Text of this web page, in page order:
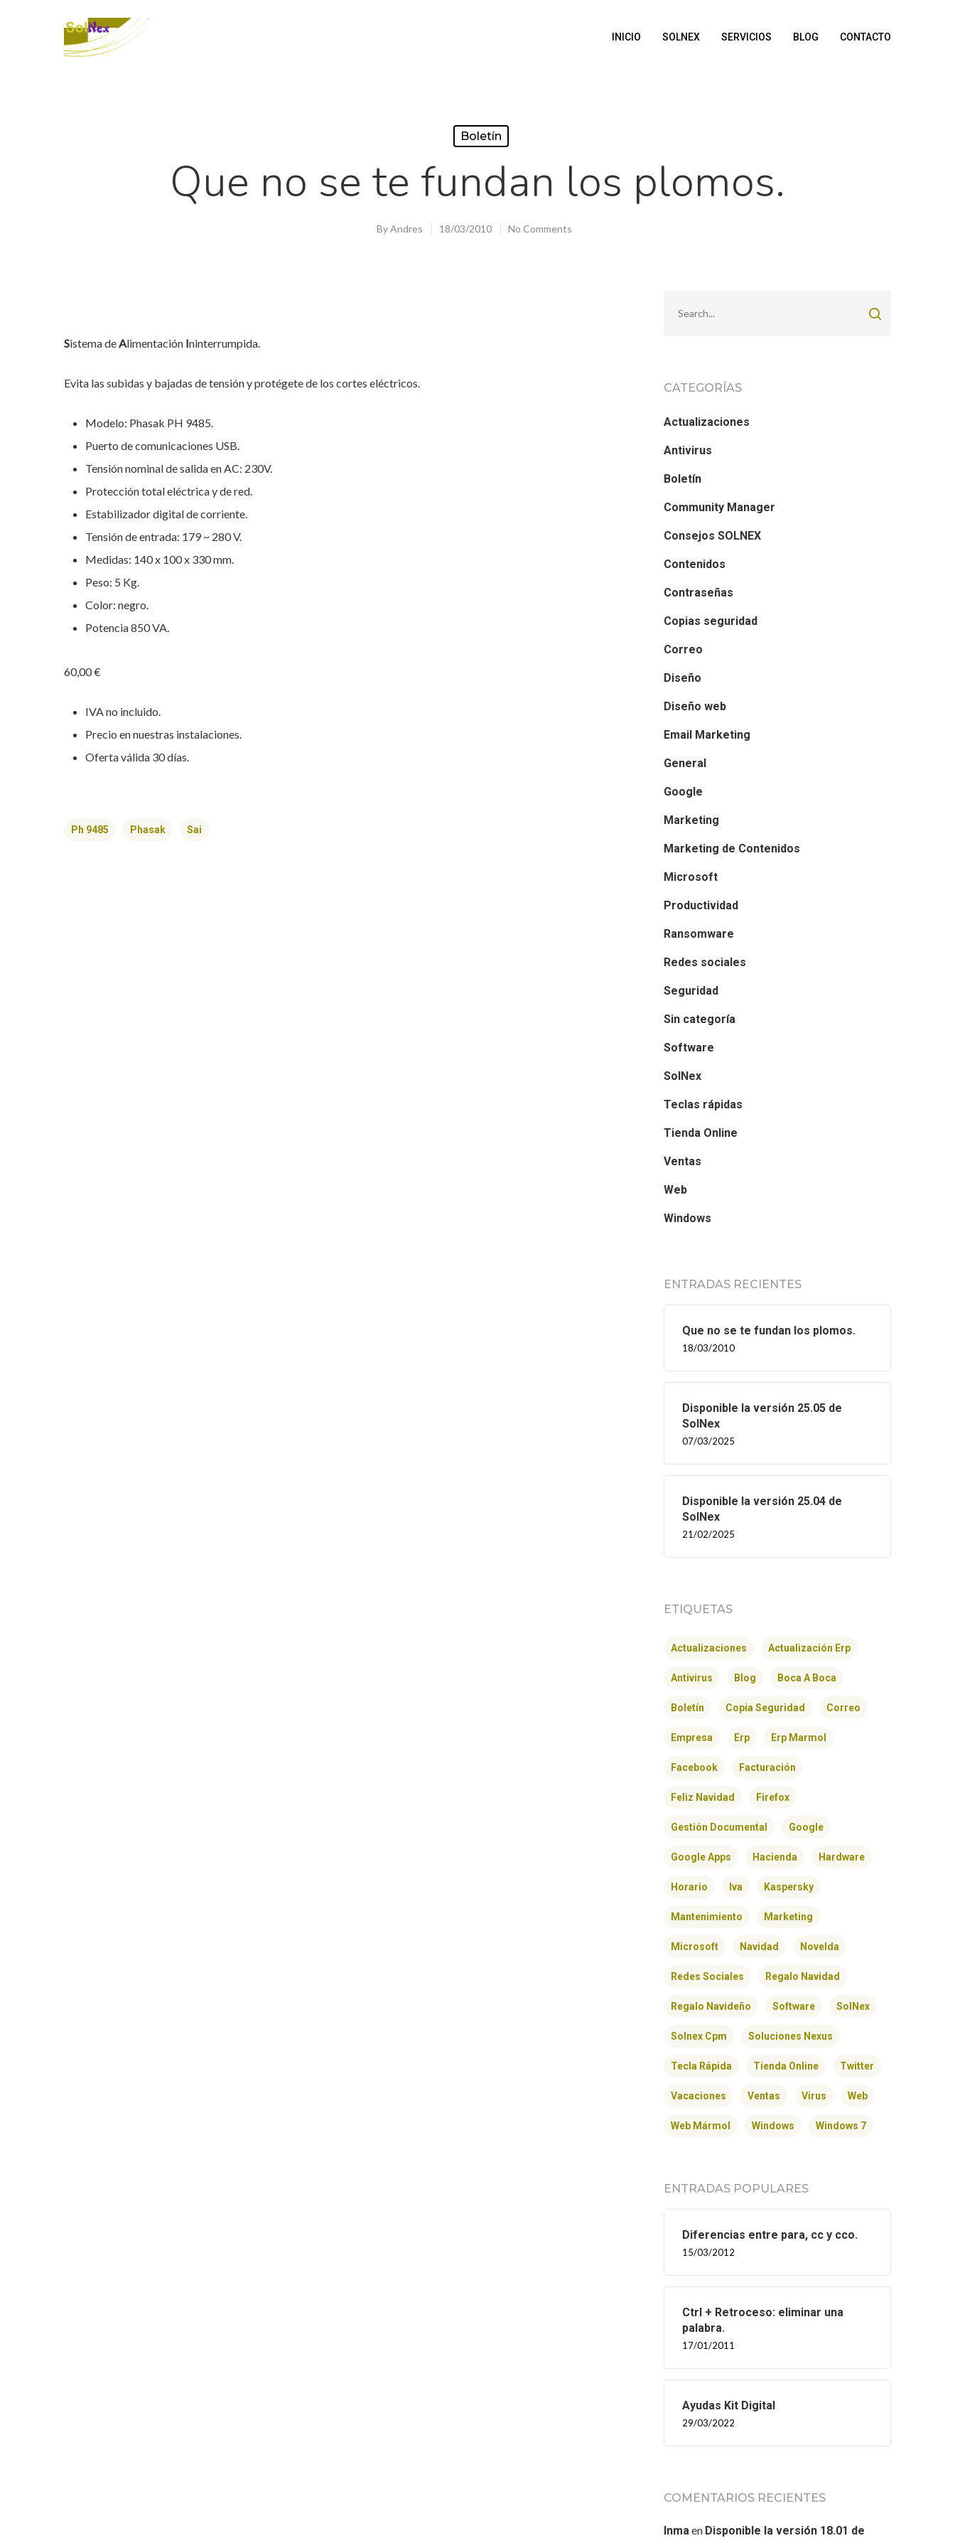
Hit enter to search or ESC to close
INICIO SOLNEX SERVICIOS BLOG CONTACTO
Boletín
Que no se te fundan los plomos.
ByAndres 18/03/2010 No Comments
Sistema deAlimentación Ininterrumpida.
Evita las subidas y bajadas de tensión y protégete de los cortes eléctricos.
Modelo: Phasak PH 9485.
Puerto de comunicaciones USB.
Tensión nominal de salida en AC: 230V.
Protección total eléctrica y de red.
Estabilizador digital de corriente.
Tensión de entrada: 179 ~ 280 V.
Medidas: 140 x 100 x 330 mm.
Peso: 5 Kg.
Color: negro.
Potencia 850 VA.
60,00 €
IVA no incluido.
Precio en nuestras instalaciones.
Oferta válida 30 días.
Ph 9485 Phasak Sai
CATEGORÍAS
Actualizaciones
Antivirus
Boletín
Community Manager
Consejos SOLNEX
Contenidos
Contraseñas
Copias seguridad
Correo
Diseño
Diseño web
Email Marketing
General
Google
Marketing
Marketing de Contenidos
Microsoft
Productividad
Ransomware
Redes sociales
Seguridad
Sin categoría
Software
SolNex
Teclas rápidas
Tienda Online
Ventas
Web
Windows
ENTRADAS RECIENTES
Que no se te fundan los plomos.
18/03/2010
Disponible la versión 25.05 de
SolNex
07/03/2025
Disponible la versión 25.04 de
SolNex
21/02/2025
ETIQUETAS
Actualizaciones Actualización Erp
Antivirus Blog Boca A Boca
Boletín Copia Seguridad Correo
Empresa Erp Erp Marmol
Facebook Facturación
Feliz Navidad Firefox
Gestión Documental Google
Google Apps Hacienda Hardware
Horario Iva Kaspersky
Mantenimiento Marketing
Microsoft Navidad Novelda
Redes Sociales Regalo Navidad
Regalo Navideño Software SolNex
Solnex Cpm Soluciones Nexus
Tecla Rápida Tienda Online Twitter
Vacaciones Ventas Virus Web
Web Mármol Windows Windows 7
ENTRADAS POPULARES
Diferencias entre para, cc y cco.
15/03/2012
Ctrl + Retroceso: eliminar una
palabra.
17/01/2011
Ayudas Kit Digital
29/03/2022
COMENTARIOS RECIENTES
Inmaen Disponible la versión 18.01 de